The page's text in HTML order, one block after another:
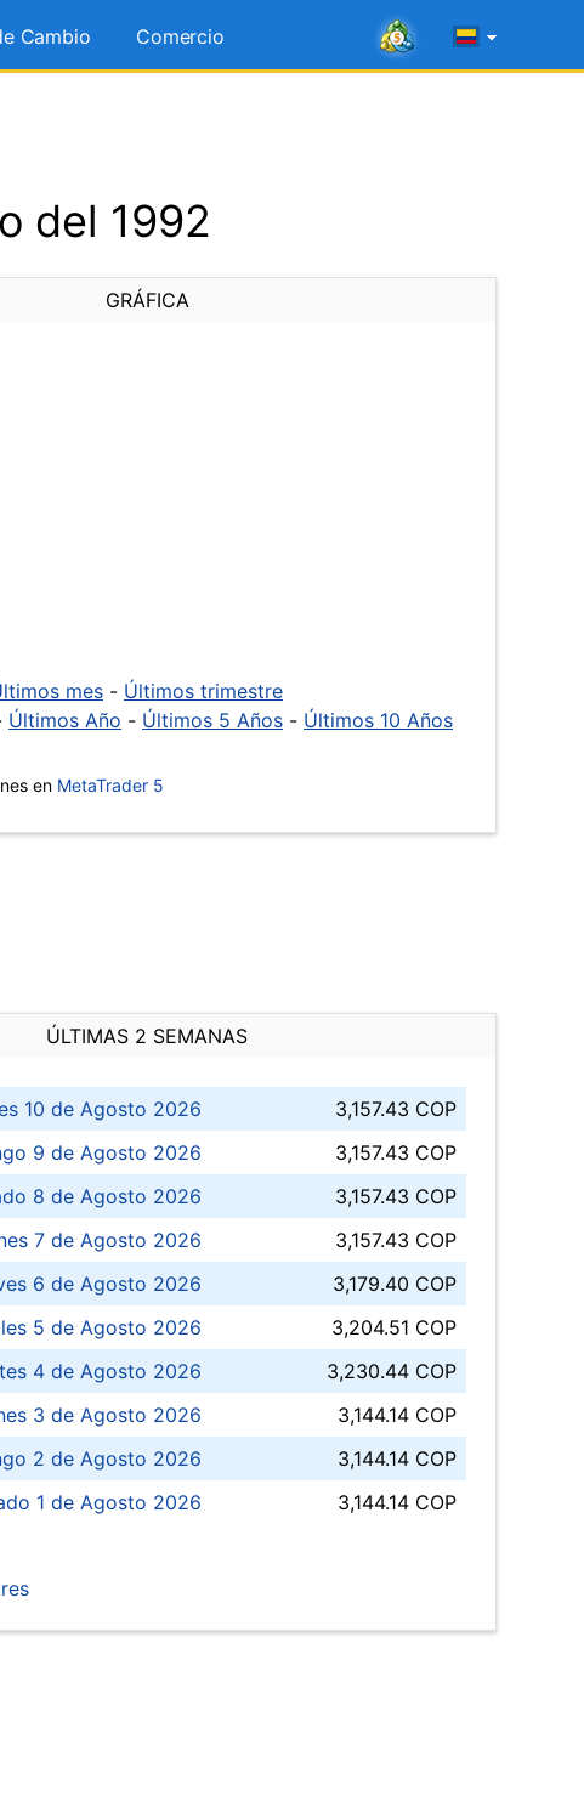
Cambio Comercio
del 1992
GRÁFICA
mes - Últimos trimestre
Últimos Año - Últimos 5 Años - Últimos 10 Años
en MetaTrader 5
ÚLTIMAS 2 SEMANAS
10 de Agosto 2026
3,157.43 COP
9 de Agosto 2026
3,157.43 COP
8 de Agosto 2026
3,157.43 COP
7 de Agosto 2026
3,157.43 COP
6 de Agosto 2026
3,179.40 COP
5 de Agosto 2026
3,204.51 COP
4 de Agosto 2026
3,230.44 COP
3 de Agosto 2026
3,144.14 COP
2 de Agosto 2026
3,144.14 COP
1 de Agosto 2026
3,144.14 COP